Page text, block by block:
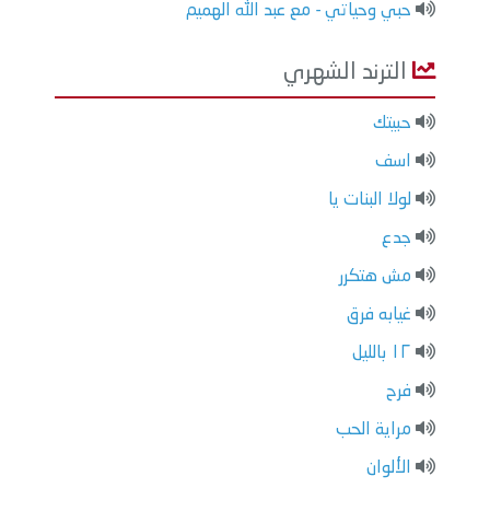
حبي وحياتي - مع عبد الله الهميم
الترند الشهري
حبيتك
اسف
لولا البنات يا
جدع
مش هتكرر
غيابه فرق
١٢ بالليل
فرح
مراية الحب
الألوان